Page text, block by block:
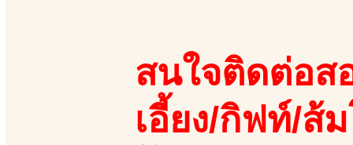
สนใจติดต่อส
เอี้ยง/กิฟท์/ส้